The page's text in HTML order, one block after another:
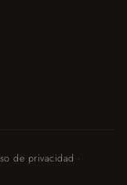
de privacidad ·